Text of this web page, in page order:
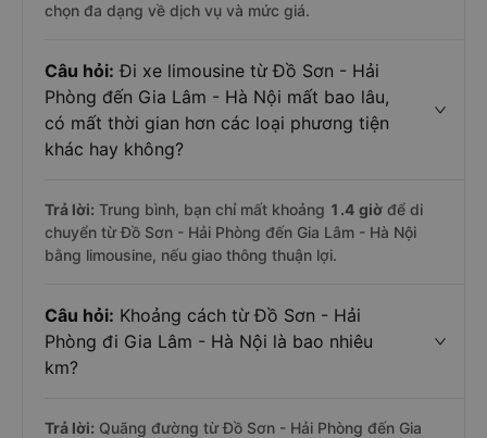
chọn đa dạng về dịch vụ và mức giá.
Câu hỏi: Đi xe limousine từ Đồ Sơn - Hải
Phòng đến Gia Lâm - Hà Nội mất bao lâu,
có mất thời gian hơn các loại phương tiện
khác hay không?
Trả lời: Trung bình, bạn chỉ mất khoảng 1.4 giờ để di
chuyển từ Đồ Sơn - Hải Phòng đến Gia Lâm - Hà Nội
bằng limousine, nếu giao thông thuận lợi.
Câu hỏi: Khoảng cách từ Đồ Sơn - Hải
Phòng đi Gia Lâm - Hà Nội là bao nhiêu
km?
Trả lời: Quãng đường từ Đồ Sơn - Hải Phòng đến Gia